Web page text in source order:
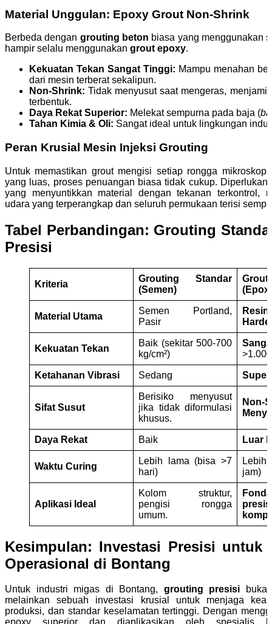
Material Unggulan: Epoxy Grout Non-Shrink
Berbeda dengan grouting beton biasa yang menggunakan
hampir selalu menggunakan grout epoxy.
Kekuatan Tekan Sangat Tinggi: Mampu menahan
dari mesin terberat sekalipun.
Non-Shrink: Tidak menyusut saat mengeras,
terbentuk.
Daya Rekat Superior: Melekat sempurna pada baja (
Tahan Kimia & Oli: Sangat ideal untuk lingkungan
Peran Krusial Mesin Injeksi Grouting
Untuk memastikan grout mengisi setiap rongga
yang luas, proses penuangan biasa tidak cukup. Diperlukan
yang menyuntikkan material dengan tekanan terkontrol,
udara yang terperangkap dan seluruh permukaan terisi
Tabel Perbandingan: Grouting
Presisi
Kriteria
Grouting Standar
(Semen)
Material Utama
Semen Portland,
Pasir
Kekuatan Tekan
Baik (sekitar 500-700
kg/cm²)
Ketahanan Vibrasi Sedang
Sifat Susut
Berisiko menyusut
jika tidak diformulasi
khusus.
Non-
Daya Rekat Baik Luar
Waktu Curing
Lebih lama (bisa >7
hari)
jam)
Aplikasi Ideal
Kolom struktur,
pengisi rongga
umum.
Kesimpulan: Investasi Presisi untuk
Operasional di Bontang
Untuk industri migas di Bontang, grouting presisi
melainkan sebuah investasi krusial untuk menjaga
produksi, dan standar keselamatan tertinggi. Dengan